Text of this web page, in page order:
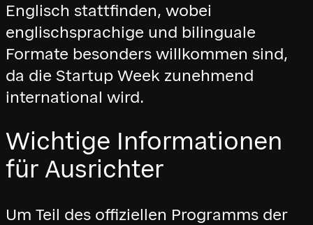
Englisch stattfinden, wobei
englischsprachige und bilinguale
Formate besonders willkommen sind,
da die Startup Week zunehmend
international wird.
Wichtige Informationen
für Ausrichter
Um Teil des offiziellen Programms der